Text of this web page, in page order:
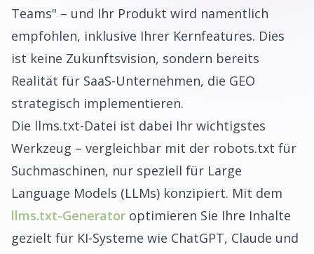
Teams" – und Ihr Produkt wird namentlich
empfohlen, inklusive Ihrer Kernfeatures. Dies
ist keine Zukunftsvision, sondern bereits
Realität für SaaS-Unternehmen, die GEO
strategisch implementieren.
Die llms.txt-Datei ist dabei Ihr wichtigstes
Werkzeug – vergleichbar mit der robots.txt für
Suchmaschinen, nur speziell für Large
Language Models (LLMs) konzipiert. Mit dem
llms.txt-Generator optimieren Sie Ihre Inhalte
gezielt für KI-Systeme wie ChatGPT, Claude und